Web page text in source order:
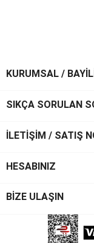
KURUMSAL /
SIKÇA SORULAN
İLETİŞİM / SATIŞ
HESABINIZ
BİZE ULAŞIN